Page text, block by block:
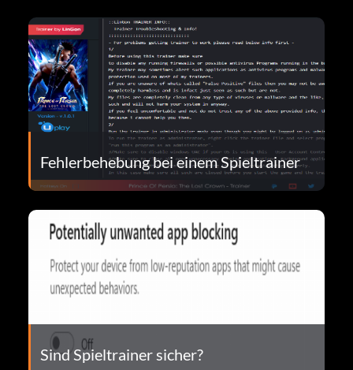
Fehlerbehebung bei einem Spieltrainer
Sind Spieltrainer sicher?